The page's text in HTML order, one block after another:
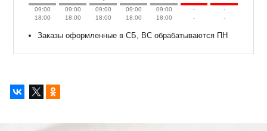
09:00
18:00
09:00
18:00
09:00
18:00
09:00
18:00
09:00
18:00
-
-
-
-
Заказы оформленные в СБ, ВС обрабатываются ПН